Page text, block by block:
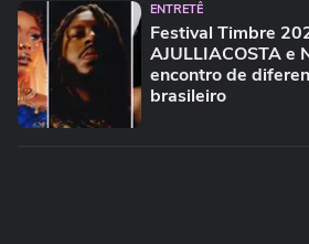
ENTRETÊ
Festival Timbre
AJULLIACOSTA e
encontro de
brasileiro